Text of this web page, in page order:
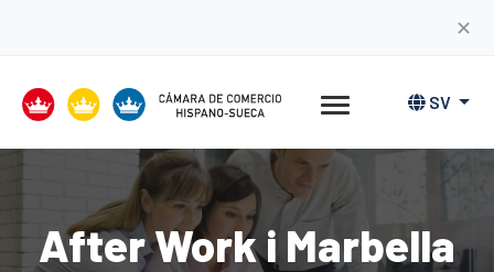
✕
SV
After Work i Marbella